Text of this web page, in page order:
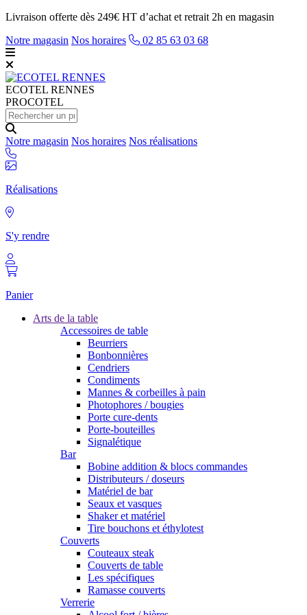
Livraison offerte dès 249€ HT d’achat et retrait 2h en magasin
Notre magasin Nos horaires 02 85 63 03 68
ECOTEL RENNES
PROCOTEL
Notre magasin Nos horaires Nos réalisations
Réalisations
S'y rendre
Panier
Arts de la table
Accessoires de table
Beurriers
Bonbonnières
Cendriers
Condiments
Mannes & corbeilles à pain
Photophores / bougies
Porte cure-dents
Porte-bouteilles
Signalétique
Bar
Bobine addition & blocs commandes
Distributeurs / doseurs
Matériel de bar
Seaux et vasques
Shaker et matériel
Tire bouchons et éthylotest
Couverts
Couteaux steak
Couverts de table
Les spécifiques
Ramasse couverts
Verrerie